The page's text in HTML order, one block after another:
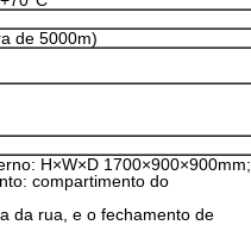
de 5000m)
H×W×D 1700×900×900mm;
compartimento do
da rua, e o fechamento de